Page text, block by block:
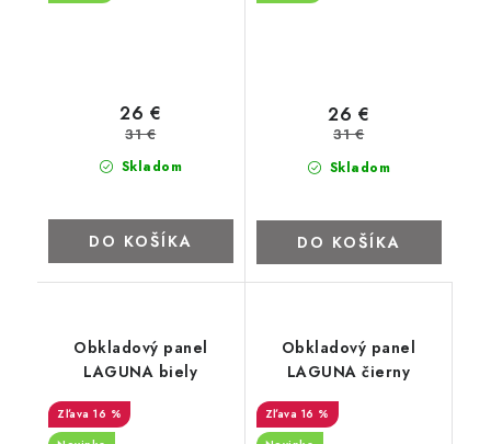
Skladom
26 €
31 €
DO KOŠÍKA
Skladom
26 €
31 €
DO KOŠÍKA
Obkladový panel
LAGUNA biely
16 %
Obkladový panel
LAGUNA čierny
16 %